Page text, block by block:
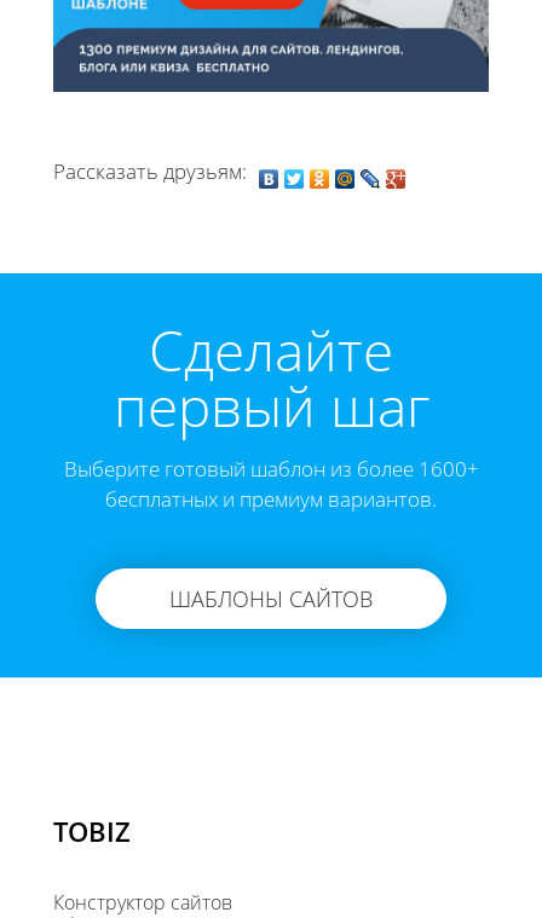
Рассказать друзьям:
Cделайте
первый шаг
Выберите готовый шаблон из более 1600+
бесплатных и премиум вариантов.
ШАБЛОНЫ САЙТОВ
TOBIZ
Конструктор сайтов